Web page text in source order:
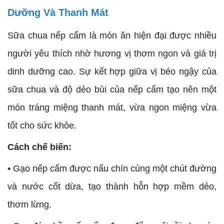
Dưỡng Và Thanh Mát
Sữa chua nếp cẩm là món ăn hiện đại được nhiều
người yêu thích nhờ hương vị thơm ngon và giá trị
dinh dưỡng cao. Sự kết hợp giữa vị béo ngậy của
sữa chua và độ dẻo bùi của nếp cẩm tạo nên một
món tráng miệng thanh mát, vừa ngon miệng vừa
tốt cho sức khỏe.
Cách chế biến:
• Gạo nếp cẩm được nấu chín cùng một chút đường
và nước cốt dừa, tạo thành hỗn hợp mềm dẻo,
thơm lừng.